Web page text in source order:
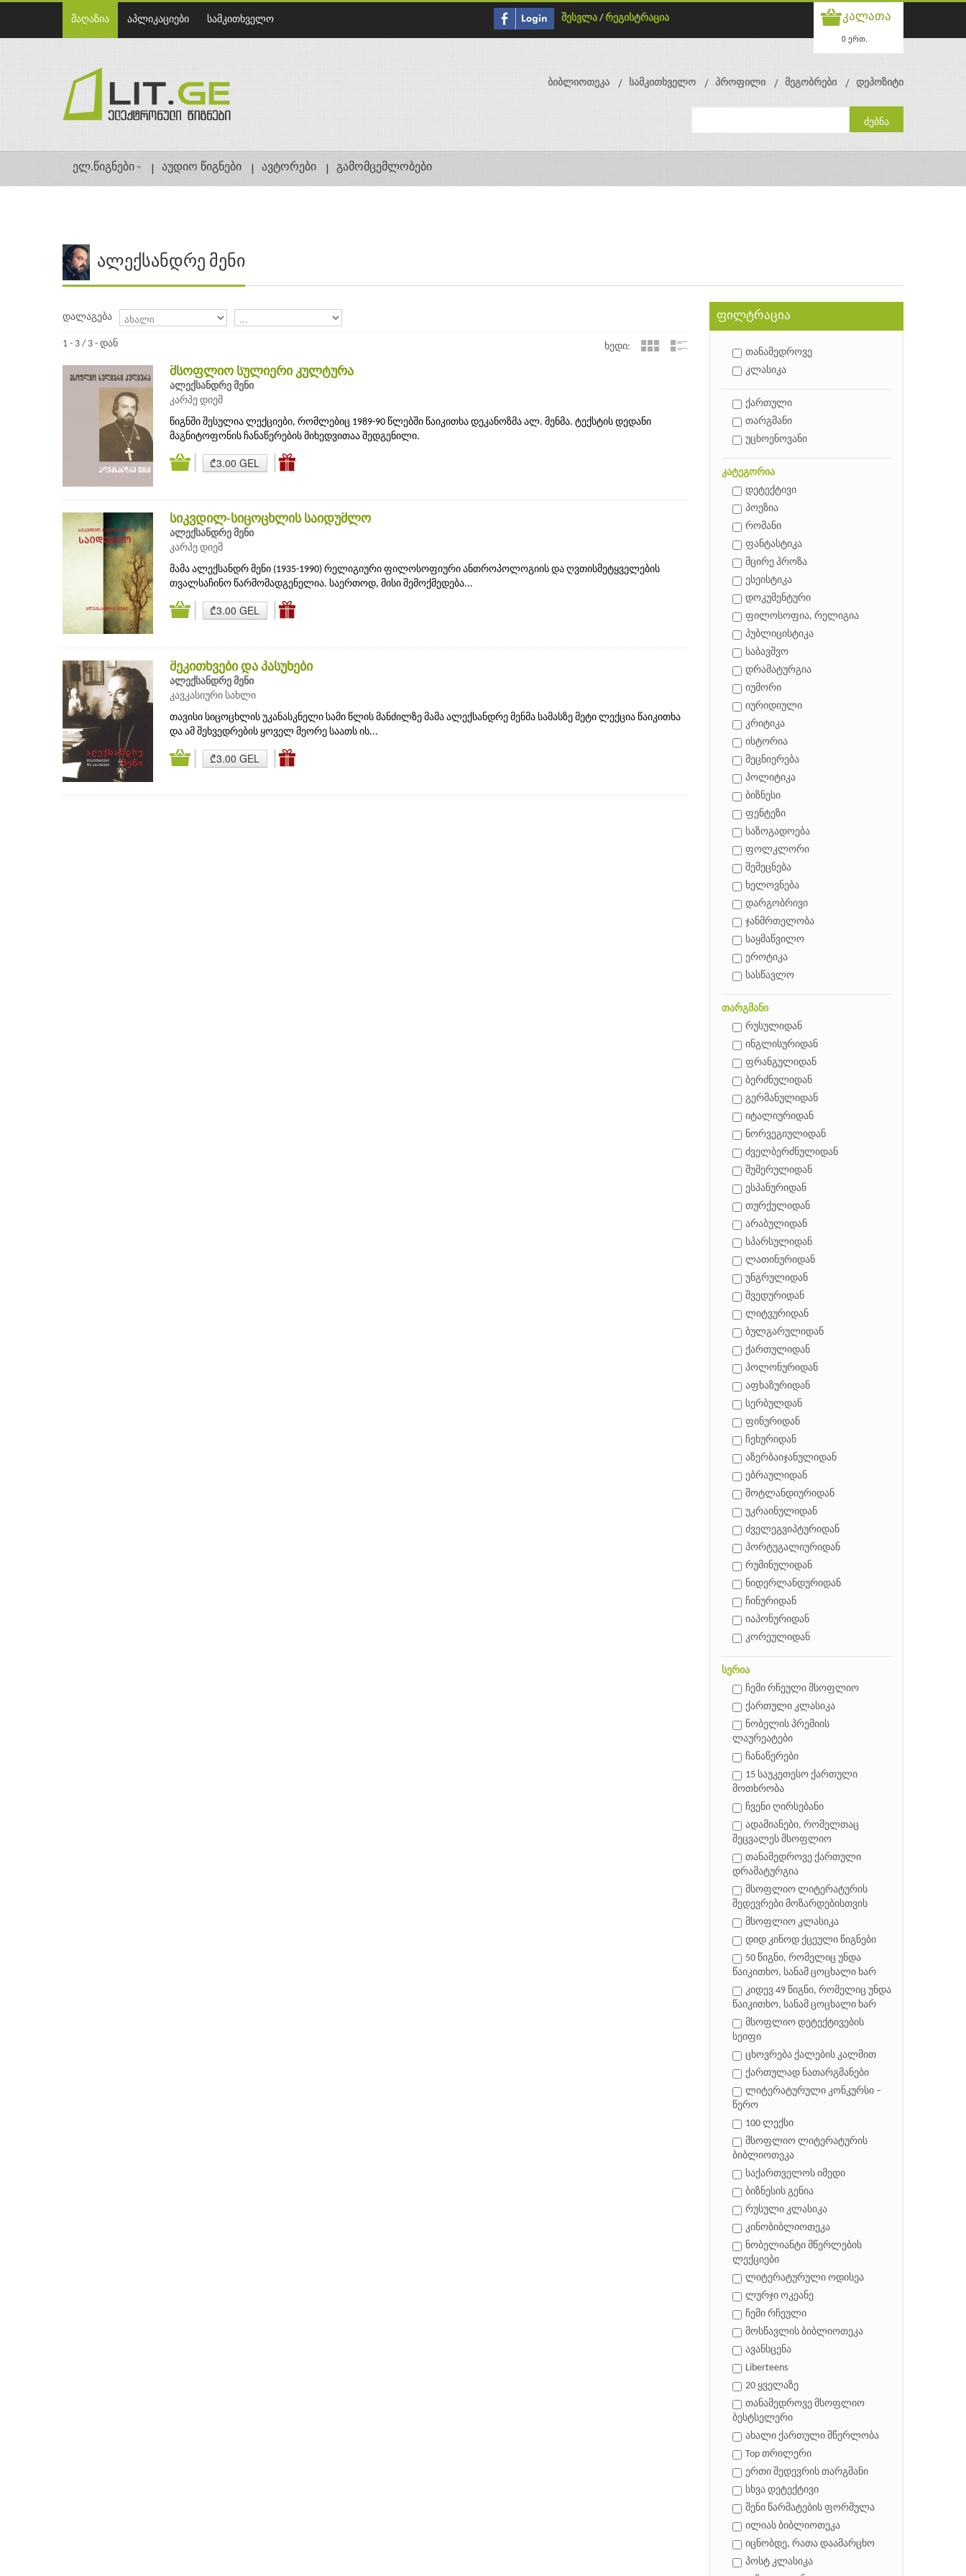
მაღაზია აპლიკაციები სამკითხველო შესვლა / რეგისტრაცია კალათა
0 ერთ.
ბიბლიოთეკა სამკითხველო პროფილი მეგობრები დეპოზიტი
ელ.წიგნები აუდიო წიგნები ავტორები გამომცემლობები
ალექსანდრე მენი
დალაგება
1 - 3 / 3 - დან ხედი:
მსოფლიო სულიერი კულტურა
ალექსანდრე მენი
კარპე დიემ
წიგნში შესულია ლექციები, რომლებიც 1989-90 წლებში წაიკითხა დეკანოზმა ალ. მენმა. ტექსტის დედანი
მაგნიტოფონის ჩანაწერების მიხედვითაა შედგენილი.
₾3.00 GEL
სიკვდილ-სიცოცხლის საიდუმლო
ალექსანდრე მენი
კარპე დიემ
მამა ალექსანდრ მენი (1935-1990) რელიგიური ფილოსოფიური ანთროპოლოგიის და ღვთისმეტყველების
თვალსაჩინო წარმომადგენელია. საერთოდ, მისი შემოქმედება...
₾3.00 GEL
შეკითხვები და პასუხები
ალექსანდრე მენი
კავკასიური სახლი
თავისი სიცოცხლის უკანასკნელი სამი წლის მანძილზე მამა ალექსანდრე მენმა სამასზე მეტი ლექცია წაიკითხა
და ამ შეხვედრების ყოველ მეორე საათს ის...
₾3.00 GEL
ფილტრაცია
თანამედროვე
კლასიკა
ქართული
თარგმანი
უცხოენოვანი
კატეგორია
დეტექტივი
პოეზია
რომანი
ფანტასტიკა
მცირე პროზა
ესეისტიკა
დოკუმენტური
ფილოსოფია, რელიგია
პუბლიცისტიკა
საბავშვო
დრამატურგია
იუმორი
იურიდიული
კრიტიკა
ისტორია
მეცნიერება
პოლიტიკა
ბიზნესი
ფენტეზი
საზოგადოება
ფოლკლორი
შემეცნება
ხელოვნება
დარგობრივი
ჯანმრთელობა
საყმაწვილო
ეროტიკა
სასწავლო
თარგმანი
რუსულიდან
ინგლისურიდან
ფრანგულიდან
ბერძნულიდან
გერმანულიდან
იტალიურიდან
ნორვეგიულიდან
ძველბერძნულიდან
შუმერულიდან
ესპანურიდან
თურქულიდან
არაბულიდან
სპარსულიდან
ლათინურიდან
უნგრულიდან
შვედურიდან
ლიტვურიდან
ბულგარულიდან
ქართულიდან
პოლონურიდან
აფხაზურიდან
სერბულდან
ფინურიდან
ჩეხურიდან
აზერბაიჯანულიდან
ებრაულიდან
შოტლანდიურიდან
უკრაინულიდან
ძველეგვიპტურიდან
პორტუგალიურიდან
რუმინულიდან
ნიდერლანდურიდან
ჩინურიდან
იაპონურიდან
კორეულიდან
სერია
ჩემი რჩეული მსოფლიო
ქართული კლასიკა
ნობელის პრემიის
ლაურეატები
ჩანაწერები
15 საუკეთესო ქართული
მოთხრობა
ჩვენი ღირსებანი
ადამიანები, რომელთაც
შეცვალეს მსოფლიო
თანამედროვე ქართული
დრამატურგია
მსოფლიო ლიტერატურის
შედევრები მოზარდებისთვის
მსოფლიო კლასიკა
დიდ კინოდ ქცეული წიგნები
50 წიგნი, რომელიც უნდა
წაიკითხო, სანამ ცოცხალი ხარ
კიდევ 49 წიგნი, რომელიც უნდა
წაიკითხო, სანამ ცოცხალი ხარ
მსოფლიო დეტექტივების
სეიფი
ცხოვრება ქალების კალმით
ქართულად ნათარგმანები
ლიტერატურული კონკურსი –
წერო
100 ლექსი
მსოფლიო ლიტერატურის
ბიბლიოთეკა
საქართველოს იმედი
ბიზნესის გენია
რუსული კლასიკა
კინობიბლიოთეკა
ნობელიანტი მწერლების
ლექციები
ლიტერატურული ოდისეა
ლურჯი ოკეანე
ჩემი რჩეული
მოსწავლის ბიბლიოთეკა
ავანსცენა
Liberteens
20 ყველაზე
თანამედროვე მსოფლიო
ბესტსელერი
ახალი ქართული მწერლობა
Top თრილერი
ერთი შედევრის თარგმანი
სხვა დეტექტივი
შენი წარმატების ფორმულა
ილიას ბიბლიოთეკა
იცნობდე, რათა დაამარცხო
პოსტ კლასიკა